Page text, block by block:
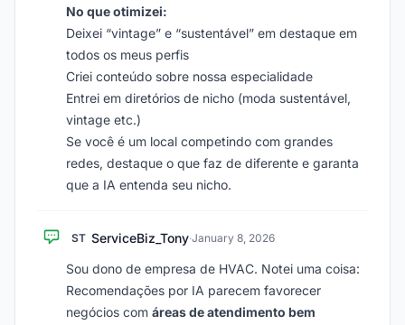
No que otimizei:
Deixei “vintage” e “sustentável” em destaque em
todos os meus perfis
Criei conteúdo sobre nossa especialidade
Entrei em diretórios de nicho (moda sustentável,
vintage etc.)
Se você é um local competindo com grandes
redes, destaque o que faz de diferente e garanta
que a IA entenda seu nicho.
ST ServiceBiz_Tony·January 8, 2026
Sou dono de empresa de HVAC. Notei uma coisa:
Recomendações por IA parecem favorecer
negócios com áreas de atendimento bem